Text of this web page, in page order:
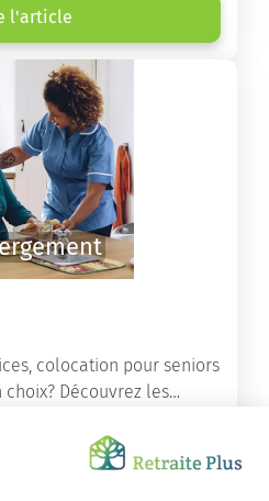
à domicile.
l'article
colocation pour seniors
les
l'article